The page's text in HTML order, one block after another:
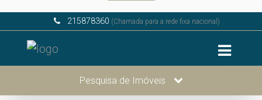
215878360 (Chamada para a rede fixa nacional)
Pesquisa de Imóveis